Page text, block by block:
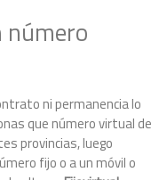
número
ni permanencia lo
que número virtual de
provincias, luego
fijo o a un móvil o